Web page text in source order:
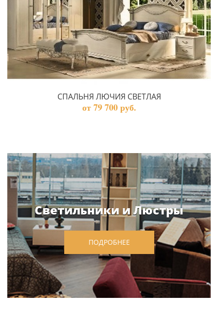
СПАЛЬНЯ ЛЮЧИЯ СВЕТЛАЯ
от 79 700 руб.
Светильники и Люстры
ПОДРОБНЕЕ